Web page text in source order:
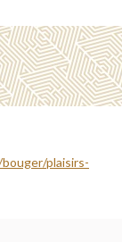
plaisirs-